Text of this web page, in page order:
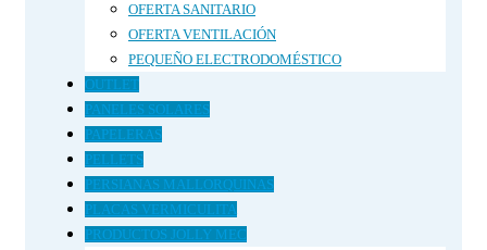
OFERTA SANITARIO
OFERTA VENTILACIÓN
PEQUEÑO ELECTRODOMÉSTICO
OUTLET
PANELES SOLARES
PAPELERAS
PELLETS
PERSIANAS MALLORQUINAS
PLACAS VERMICULITA
PRODUCTOS JOLLY MEC